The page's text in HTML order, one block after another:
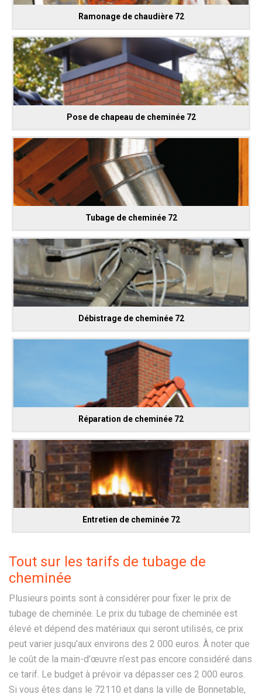
Ramonage de chaudière 72
Pose de chapeau de cheminée 72
Tubage de cheminée 72
Débistrage de cheminée 72
Réparation de cheminée 72
Entretien de cheminée 72
Tout sur les tarifs de tubage de
cheminée
Plusieurs points sont à considérer pour fixer le prix de
tubage de cheminée. Le prix du tubage de cheminée est
élevé et dépend des matériaux qui seront utilisés, ce prix
peut varier jusqu’aux environs des 2 000 euros. À noter que
le coût de la main-d’œuvre n’est pas encore considéré dans
ce tarif. Le budget à prévoir va dépasser ces 2 000 euros.
Si vous êtes dans le 72110 et dans la ville de Bonnetable,